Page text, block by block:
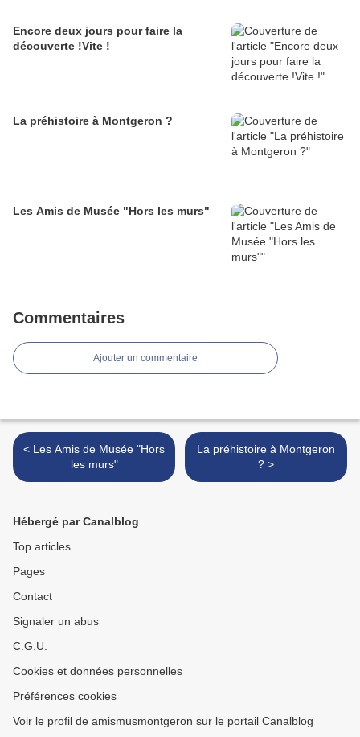
Encore deux jours pour faire la
découverte !Vite !
La préhistoire à Montgeron ?
Les Amis de Musée "Hors les murs"
Commentaires
Ajouter un commentaire
< Les Amis de Musée "Hors
les murs"
La préhistoire à Montgeron
? >
Hébergé par Canalblog
Top articles
Pages
Contact
Signaler un abus
C.G.U.
Cookies et données personnelles
Préférences cookies
Voir le profil de amismusmontgeron sur le portail Canalblog